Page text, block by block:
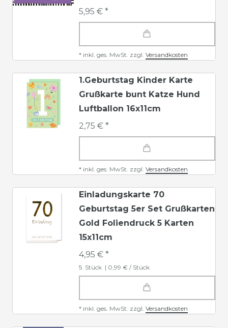
5,95 € *
* inkl. ges. MwSt. zzgl. Versandkosten
1.Geburtstag Kinder Karte
Grußkarte bunt Katze Hund
Luftballon 16x11cm
2,75 € *
* inkl. ges. MwSt. zzgl. Versandkosten
Einladungskarte 70
Geburtstag 5er Set Grußkarten
Gold Foliendruck 5 Karten
15x11cm
4,95 € *
5 Stück | 0,99 € / Stück
* inkl. ges. MwSt. zzgl. Versandkosten